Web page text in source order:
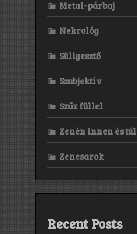
Metal-párbaj
Nekrológ
Süllyesztő
Szubjektív
Szűz füllel
Zenén innen és túl
Zenesarok
Recent Posts